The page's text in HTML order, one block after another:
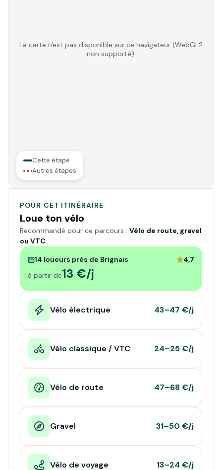
La carte n'est pas disponible sur ce navigateur (WebGL2
non supporté).
Cette étape
Autres étapes
POUR CET ITINÉRAIRE
Loue ton vélo
Recommandé pour ce parcours : Vélo de route, gravel
ou VTC
14 loueurs près de Brignais
4,7
à partir de13 €/j
Vélo électrique 43–47 €/j
Vélo classique / VTC 24–25 €/j
Vélo de route 47–68 €/j
Gravel 31–50 €/j
Vélo de voyage 13–24 €/j